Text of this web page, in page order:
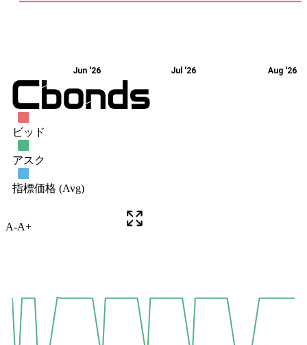
A-A+